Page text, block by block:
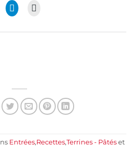
Entrées,Recettes,Terrines - Pâtéset